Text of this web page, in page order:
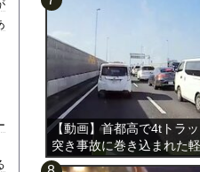
【動画】首都高で4tトラ
突き事故に巻き込まれた